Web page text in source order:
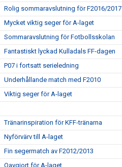
Rolig sommaravslutning för F2016/2017
Mycket viktig seger för A-laget
Sommaravslutning för Fotbollsskolan
Fantastiskt lyckad Kulladals FF-dagen
P07 i fortsatt serieledning
Underhållande match med F2010
Viktig seger för A-laget
Tränarinspiration för KFF-tränarna
Nyförvärv till A-laget
Fin segermatch av F2012/2013
Oavgjort för A-laget